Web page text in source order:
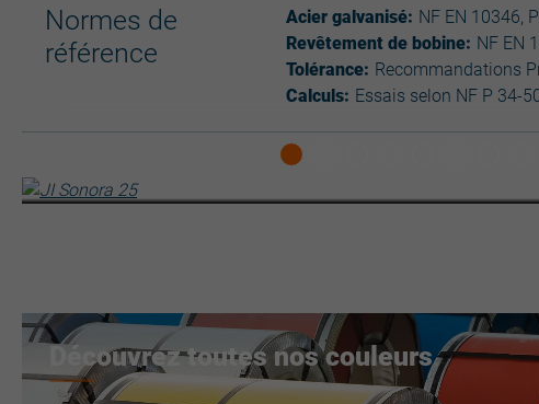
Normes de
référence
Acier galvanisé: NF EN 10346,
Revêtement de bobine: NF EN
Tolérance: Recommandations
Calculs: Essais selon NF P 34-
Découvrez toutes nos couleurs